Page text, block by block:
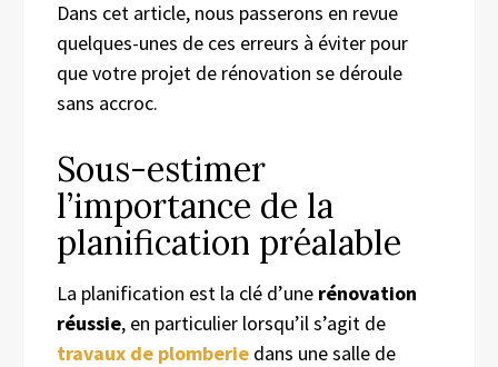
Dans cet article, nous passerons en revue
quelques-unes de ces erreurs à éviter pour
que votre projet de rénovation se déroule
sans accroc.
Sous-estimer
l’importance de la
planification préalable
La planification est la clé d’une rénovation
réussie, en particulier lorsqu’il s’agit de
travaux de plomberie dans une salle de